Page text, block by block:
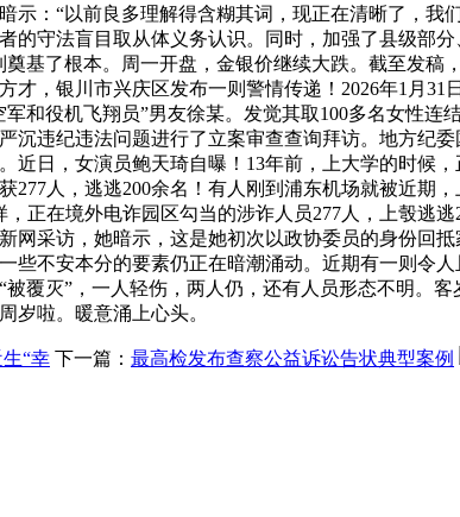
示：“以前良多理解得含糊其词，现正在清晰了，
的守法盲目取从体义务认识。同时，加强了县级部
基了根本。周一开盘，金银价继续大跌。截至发稿
才，银川市兴庆区发布一则警情传递！2026年1月
和役机飞翔员”男友徐某。发觉其取100多名女性
沉违纪违法问题进行了立案审查查询拜访。地方纪
近日，女演员鲍天琦自曝！13年前，上大学的时候
277人，逃逃200余名！有人刚到浦东机场就被近期
正在境外电诈园区勾当的涉诈人员277人，上彀逃
网采访，她暗示，这是她初次以政协委员的身份回
些不安本分的要素仍正在暗潮涌动。近期有一则令
覆灭”，一人轻伤，两人仍，还有人员形态不明。
岁啦。暖意涌上心头。
“幸 下一篇： 最高检发布查察公益诉讼告状典型案例